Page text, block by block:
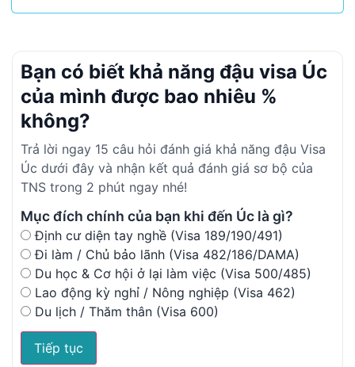
Bạn có biết khả năng đậu visa Úc
của mình được bao nhiêu %
không?
Trả lời ngay 15 câu hỏi đánh giá khả năng đậu Visa
Úc dưới đây và nhận kết quả đánh giá sơ bộ của
TNS trong 2 phút ngay nhé!
Mục đích chính của bạn khi đến Úc là gì?
Định cư diện tay nghề (Visa 189/190/491)
Đi làm / Chủ bảo lãnh (Visa 482/186/DAMA)
Du học & Cơ hội ở lại làm việc (Visa 500/485)
Lao động kỳ nghỉ / Nông nghiệp (Visa 462)
Du lịch / Thăm thân (Visa 600)
Tiếp tục